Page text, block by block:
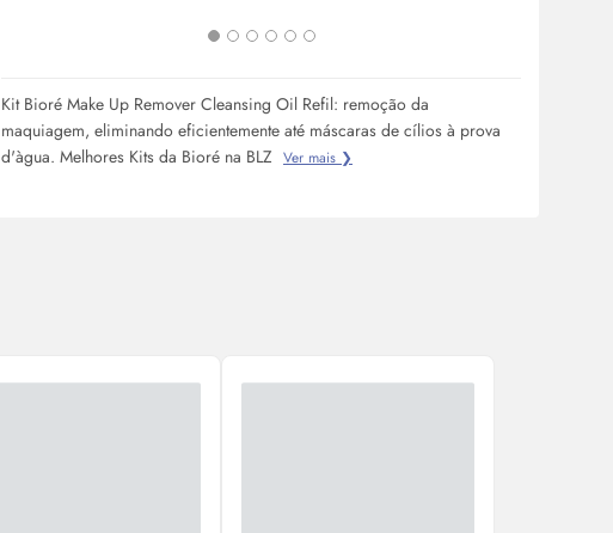
Kit Bioré Make Up Remover Cleansing Oil Refil: remoção da
maquiagem, eliminando eficientemente até máscaras de cílios à prova
d'àgua. Melhores Kits da Bioré na BLZ Ver mais ❯